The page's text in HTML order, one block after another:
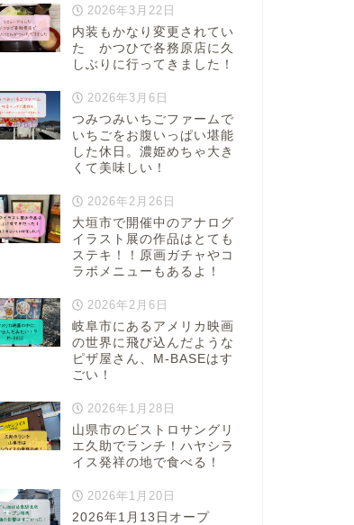
2026年3月22日
内装もかなり変更されてい
た かつひで各務原店に久
しぶりに行ってきました！
2026年3月6日
つみつみいちごファームで
いちごをお腹いっぱい堪能
した休日。濃姫めちゃ大き
くて美味しい！
2026年2月26日
大垣市で開催中のアナログ
イラスト展の作品はとても
ステキ！！原画ガチャやコ
ラボメニューもあるよ！
2026年2月6日
岐阜市にあるアメリカ映画
の世界に飛び込んだような
ピザ屋さん、M-BASEはす
ごい！
2026年1月28日
山県市のビストロサングリ
エ久助でランチ！ハヤシラ
イス発祥の地で食べる！
2026年1月20日
2026年1月13日オープ